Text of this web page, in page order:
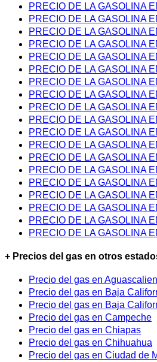
PRECIO DE LA GASOLINA
PRECIO DE LA GASOLINA
PRECIO DE LA GASOLINA
PRECIO DE LA GASOLINA
PRECIO DE LA GASOLINA
PRECIO DE LA GASOLINA
PRECIO DE LA GASOLINA
PRECIO DE LA GASOLINA
PRECIO DE LA GASOLINA
PRECIO DE LA GASOLINA
PRECIO DE LA GASOLINA
PRECIO DE LA GASOLINA
PRECIO DE LA GASOLINA
PRECIO DE LA GASOLINA
PRECIO DE LA GASOLINA
PRECIO DE LA GASOLINA
PRECIO DE LA GASOLINA
PRECIO DE LA GASOLINA
PRECIO DE LA GASOLINA
+ Precios del gas en otros
Precio del gas en
Precio del gas en Baja
Precio del gas en Baja
Precio del gas en Campeche
Precio del gas en Chiapas
Precio del gas en Chihuahua
Precio del gas en Ciudad de